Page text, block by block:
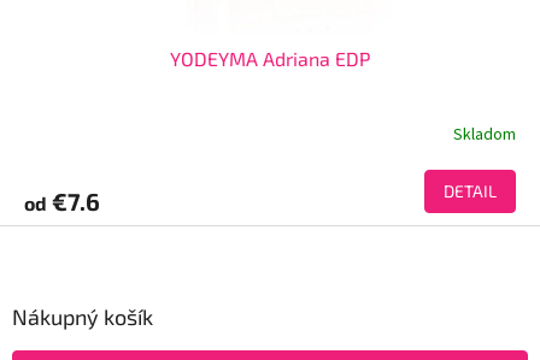
YODEYMA Adriana EDP
Skladom
od €7.6 DETAIL
Nákupný košík